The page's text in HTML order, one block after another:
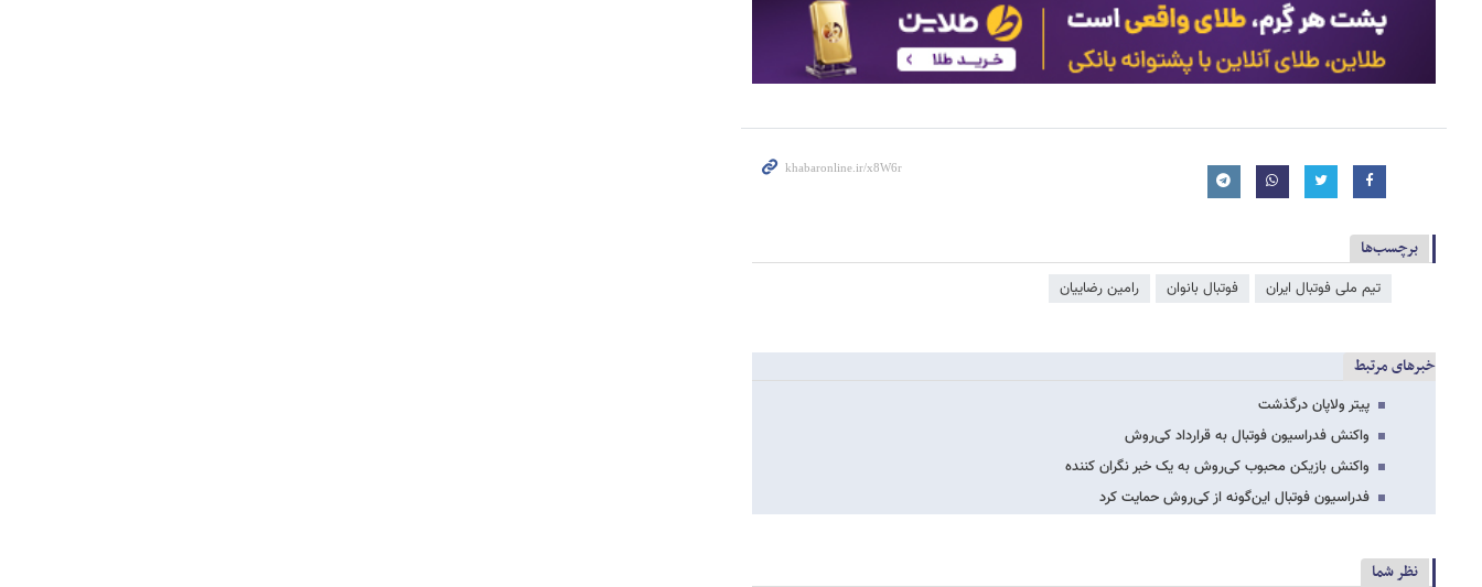
برچسب‌ها
تیم ملی فوتبال ایران فوتبال بانوان رامین رضاییان
خبرهای مرتبط
پیتر ولاپان درگذشت
واکنش فدراسیون فوتبال به قرارداد کی‌روش
واکنش بازیکن محبوب کی‌روش به یک خبر نگران کننده
فدراسیون فوتبال این‌گونه از کی‌روش حمایت کرد
نظر شما